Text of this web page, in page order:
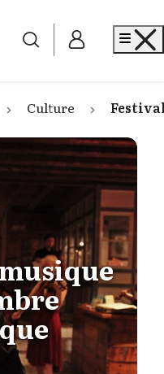
Culture